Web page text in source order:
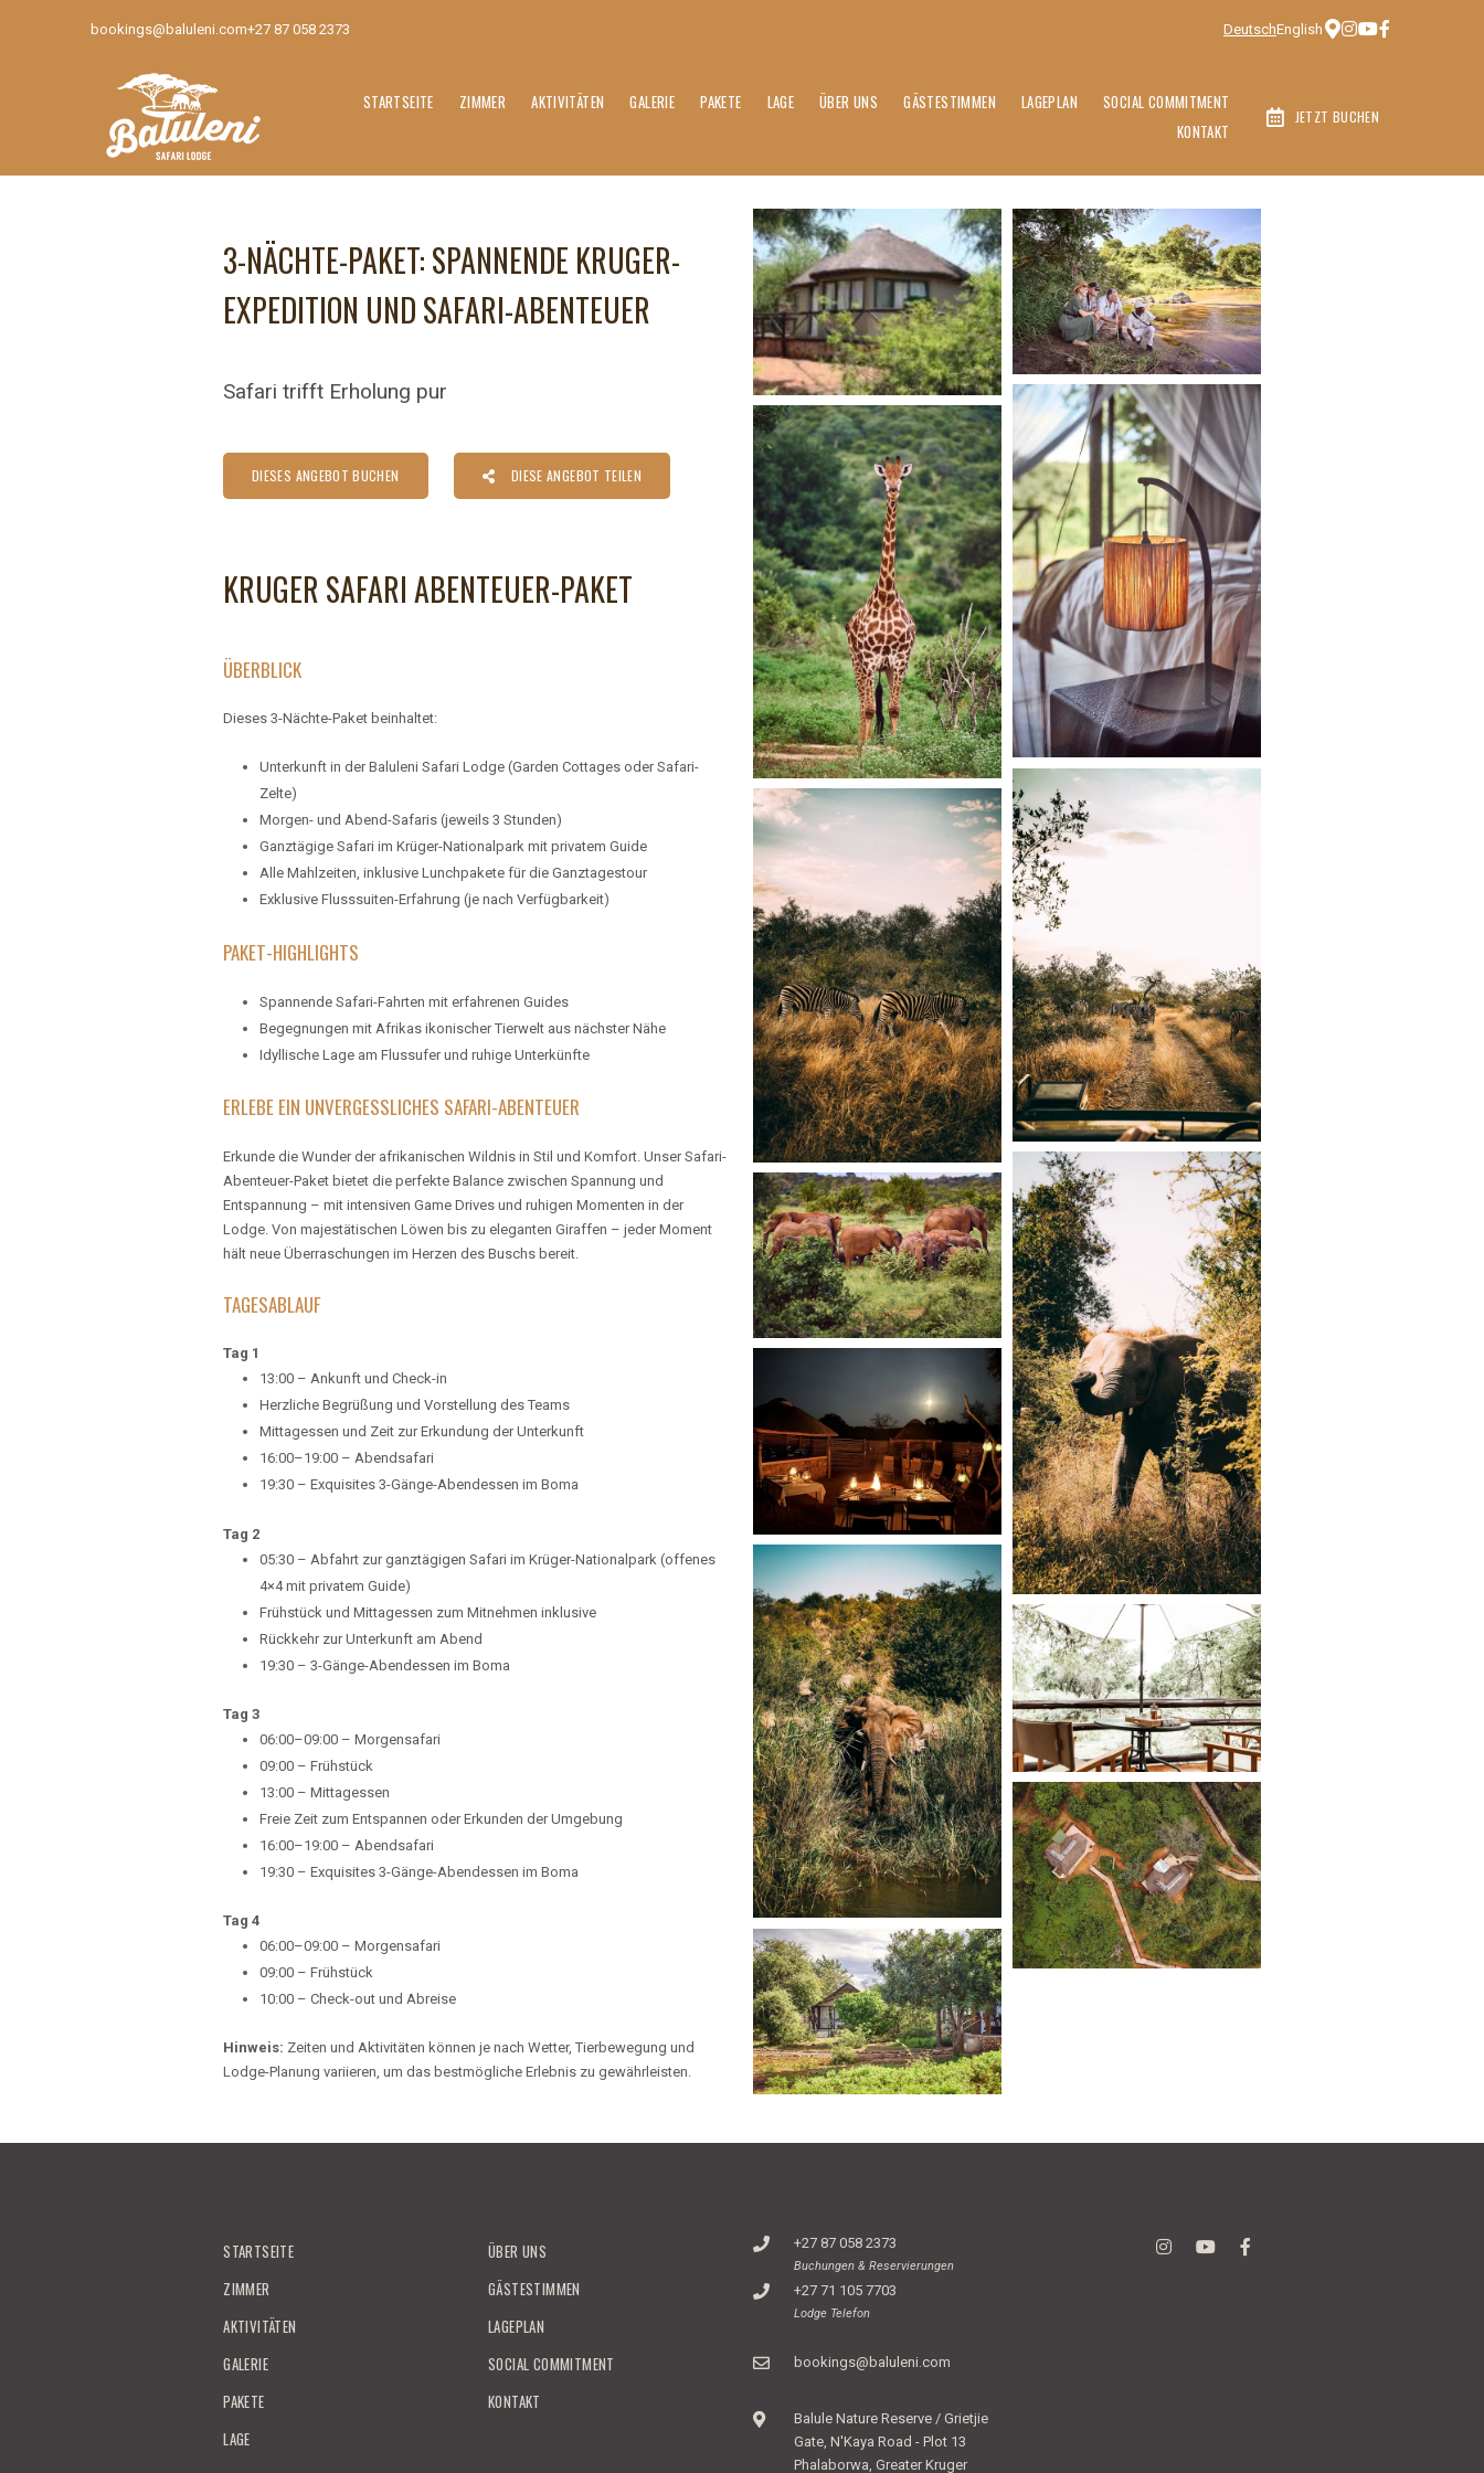
DeutschEnglish
+27 87 058 2373
bookings@baluleni.com
JETZT BUCHEN
STARTSEITE ZIMMER AKTIVITÄTEN GALERIE PAKETE LAGE ÜBER UNS GÄSTESTIMMEN LAGEPLAN
SOCIAL COMMITMENT
KONTAKT
3-NÄCHTE-PAKET: SPANNENDE KRUGER-
EXPEDITION UND SAFARI-ABENTEUER
Safari trifft Erholung pur
DIESES ANGEBOT BUCHEN DIESE ANGEBOT TEILEN
KRUGER SAFARI ABENTEUER-PAKET
ÜBERBLICK
Dieses 3-Nächte-Paket beinhaltet:
Unterkunft in der Baluleni Safari Lodge (Garden Cottages oder Safari-
Zelte)
Morgen- und Abend-Safaris (jeweils 3 Stunden)
Ganztägige Safari im Krüger-Nationalpark mit privatem Guide
Alle Mahlzeiten, inklusive Lunchpakete für die Ganztagestour
Exklusive Flusssuiten-Erfahrung (je nach Verfügbarkeit)
PAKET-HIGHLIGHTS
Spannende Safari-Fahrten mit erfahrenen Guides
Begegnungen mit Afrikas ikonischer Tierwelt aus nächster Nähe
Idyllische Lage am Flussufer und ruhige Unterkünfte
ERLEBE EIN UNVERGESSLICHES SAFARI-ABENTEUER
Erkunde die Wunder der afrikanischen Wildnis in Stil und Komfort. Unser Safari-
Abenteuer-Paket bietet die perfekte Balance zwischen Spannung und
Entspannung – mit intensiven Game Drives und ruhigen Momenten in der
Lodge. Von majestätischen Löwen bis zu eleganten Giraffen – jeder Moment
hält neue Überraschungen im Herzen des Buschs bereit.
TAGESABLAUF
Tag 1
13:00 – Ankunft und Check-in
Herzliche Begrüßung und Vorstellung des Teams
Mittagessen und Zeit zur Erkundung der Unterkunft
16:00–19:00 – Abendsafari
19:30 – Exquisites 3-Gänge-Abendessen im Boma
Tag 2
05:30 – Abfahrt zur ganztägigen Safari im Krüger-Nationalpark (offenes
4×4 mit privatem Guide)
Frühstück und Mittagessen zum Mitnehmen inklusive
Rückkehr zur Unterkunft am Abend
19:30 – 3-Gänge-Abendessen im Boma
Tag 3
06:00–09:00 – Morgensafari
09:00 – Frühstück
13:00 – Mittagessen
Freie Zeit zum Entspannen oder Erkunden der Umgebung
16:00–19:00 – Abendsafari
19:30 – Exquisites 3-Gänge-Abendessen im Boma
Tag 4
06:00–09:00 – Morgensafari
09:00 – Frühstück
10:00 – Check-out und Abreise
Hinweis: Zeiten und Aktivitäten können je nach Wetter, Tierbewegung und
Lodge-Planung variieren, um das bestmögliche Erlebnis zu gewährleisten.
STARTSEITE
ZIMMER
AKTIVITÄTEN
GALERIE
PAKETE
LAGE
ÜBER UNS
GÄSTESTIMMEN
LAGEPLAN
SOCIAL COMMITMENT
KONTAKT
+27 87 058 2373
Buchungen & Reservierungen
+27 71 105 7703
Lodge Telefon
bookings@baluleni.com
Balule Nature Reserve / Grietjie
Gate, N'Kaya Road - Plot 13
Phalaborwa, Greater Kruger